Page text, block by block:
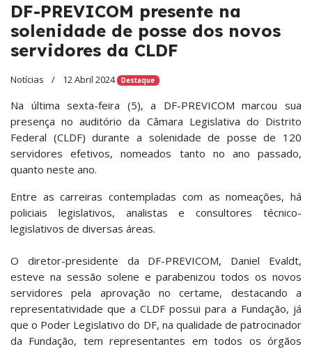
DF-PREVICOM presente na
solenidade de posse dos novos
servidores da CLDF
Notícias 12 Abril 2024 Destaque
Na última sexta-feira (5), a DF-PREVICOM marcou sua
presença no auditório da Câmara Legislativa do Distrito
Federal (CLDF) durante a solenidade de posse de 120
servidores efetivos, nomeados tanto no ano passado,
quanto neste ano.
Entre as carreiras contempladas com as nomeações, há
policiais legislativos, analistas e consultores técnico-
legislativos de diversas áreas.
O diretor-presidente da DF-PREVICOM, Daniel Evaldt,
esteve na sessão solene e parabenizou todos os novos
servidores pela aprovação no certame, destacando a
representatividade que a CLDF possui para a Fundação, já
que o Poder Legislativo do DF, na qualidade de patrocinador
da Fundação, tem representantes em todos os órgãos